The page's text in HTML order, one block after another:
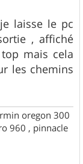
laisse le pc
, affiché
mais cela
les chemins
oregon 300
960 , pinnacle